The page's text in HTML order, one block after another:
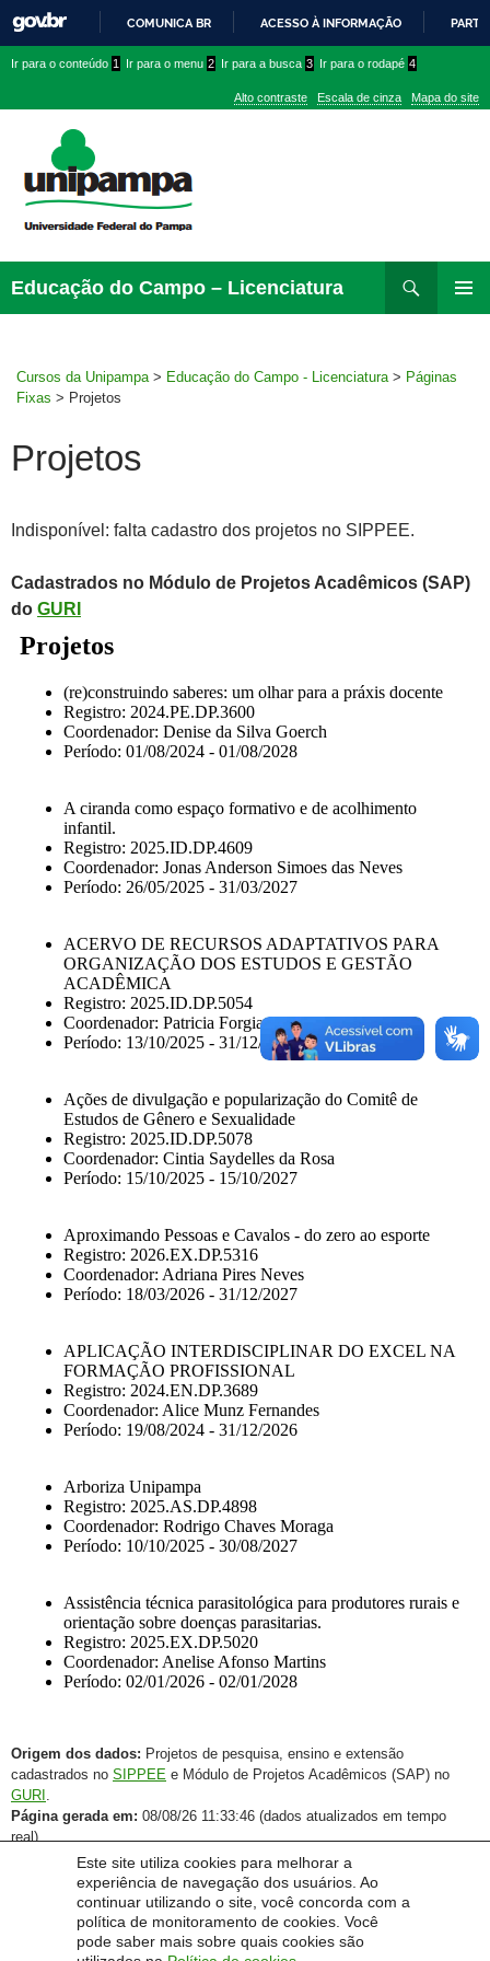
Este site utiliza cookies para melhorar a
experiência de navegação dos usuários. Ao
continuar utilizando o site, você concorda com a
política de monitoramento de cookies. Você
pode saber mais sobre quais cookies são
PARA
CONTEÚDO
COMUNICA BR ACESSO À INFORMAÇÃO
conteúdo
menu
superior
menu
Ir para o conteúdo 1 Ir para o menu 2 Ir para a busca 3 Ir para o rodapé 4
Alto contraste Escala de cinza Mapa do site
Educação do Campo – Licenciatura
para
Cursos da Unipampa > Educação do Campo - Licenciatura > Páginas
Fixas > Projetos
Projetos
Indisponível: falta cadastro dos projetos no SIPPEE.
Cadastrados no Módulo de Projetos Acadêmicos (SAP)
do GURI
Origem dos dados: Projetos de pesquisa, ensino e extensão
cadastrados no SIPPEE e Módulo de Projetos Acadêmicos (SAP) no
GURI
Página gerada em: 08/08/26 11:33:46 (dados atualizados em tempo
real).